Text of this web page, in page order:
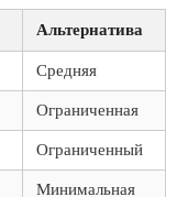
Альтернатива
Средняя
Ограниченная
Ограниченный
Минимальная